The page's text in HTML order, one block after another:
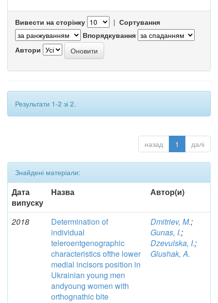
Вивести на сторінку | Сортування
Впорядкування
Автори
Результати 1-2 зі 2.
назад 1 далі
Знайдені матеріали:
Дата
випуску
Назва Автор(и)
2018
Determination of
individual
teleroentgenographic
characteristics ofthe lower
medial incisors position in
Ukrainian young men
andyoung women with
orthognathic bite
Dmitriev, M.;
Gunas, I.;
Dzevulska, I.;
Glushak, A.